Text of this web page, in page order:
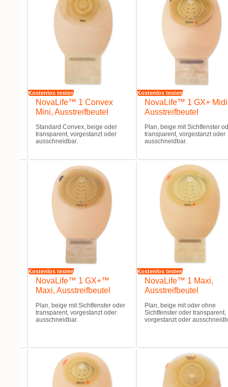
Kostenlos testen
NovaLife™ 1 Convex
Mini, Ausstreifbeutel
Standard Convex, beige oder
transparent, vorgestanzt oder
ausschneidbar.
Kostenlos testen
NovaLife™ 1 GX+
Ausstreifbeutel
Plan, beige mit Sichtfenster
transparent, vorgestanzt oder
ausschneidbar.
Kostenlos testen
NovaLife™ 1 GX+™
Maxi, Ausstreifbeutel
Plan, beige mit Sichtfenster oder
transparent, vorgestanzt oder
ausschneidbar.
Kostenlos testen
NovaLife™ 1 Maxi,
Ausstreifbeutel
Plan, beige mit oder ohne
Sichtfenster oder transparent,
vorgestanzt oder